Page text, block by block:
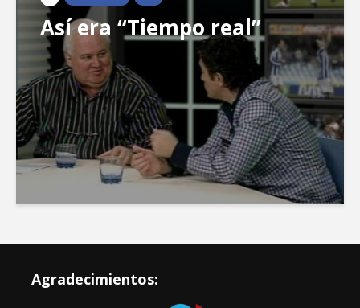
Así era “Tiempo real”
Agradecimientos: